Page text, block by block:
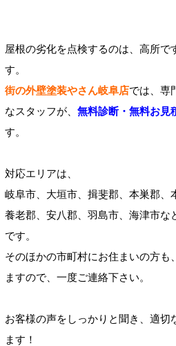
屋根の劣化を点検するのは、高所で
す。
街の外壁塗装やさん岐阜店では、専
なスタッフが、 無料診断・無料お見
す。
対応エリアは、
岐阜市、大垣市、揖斐郡、本巣郡、
養老郡、安八郡、羽島市、海津市な
です。
そのほかの市町村にお住まいの方も
ますので、一度ご連絡下さい。
お客様の声をしっかりと聞き、適切
ます！